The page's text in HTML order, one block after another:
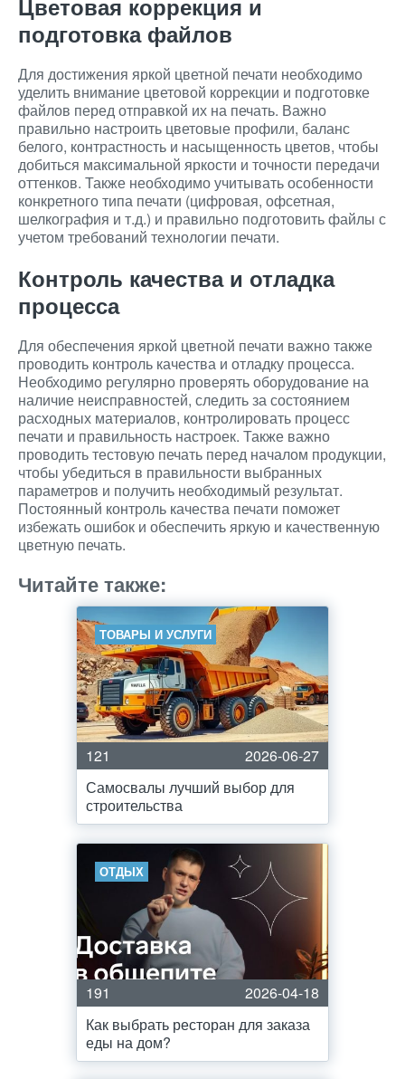
Цветовая коррекция и
подготовка файлов
Для достижения яркой цветной печати необходимо
уделить внимание цветовой коррекции и подготовке
файлов перед отправкой их на печать. Важно
правильно настроить цветовые профили, баланс
белого, контрастность и насыщенность цветов, чтобы
добиться максимальной яркости и точности передачи
оттенков. Также необходимо учитывать особенности
конкретного типа печати (цифровая, офсетная,
шелкография и т.д.) и правильно подготовить файлы с
учетом требований технологии печати.
Контроль качества и отладка
процесса
Для обеспечения яркой цветной печати важно также
проводить контроль качества и отладку процесса.
Необходимо регулярно проверять оборудование на
наличие неисправностей, следить за состоянием
расходных материалов, контролировать процесс
печати и правильность настроек. Также важно
проводить тестовую печать перед началом продукции,
чтобы убедиться в правильности выбранных
параметров и получить необходимый результат.
Постоянный контроль качества печати поможет
избежать ошибок и обеспечить яркую и качественную
цветную печать.
Читайте также:
ТОВАРЫ И УСЛУГИ
121
2026-06-27
Самосвалы лучший выбор для
строительства
ОТДЫХ
191
2026-04-18
Как выбрать ресторан для заказа
еды на дом?